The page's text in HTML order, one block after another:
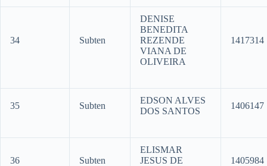
34 Subten
DENISE
BENEDITA
REZENDE
VIANA DE
OLIVEIRA
1417314
35 Subten
EDSON ALVES
DOS SANTOS
1406147
36 Subten
ELISMAR
JESUS DE
1405984